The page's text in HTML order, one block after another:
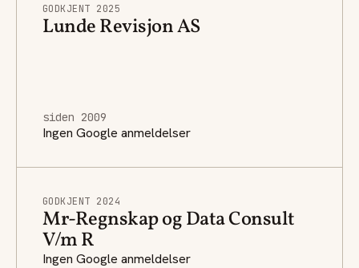
GODKJENT 2025
Lunde Revisjon AS
siden 2009
Ingen Google anmeldelser
GODKJENT 2024
Mr-Regnskap og Data Consult
V/m R
Ingen Google anmeldelser